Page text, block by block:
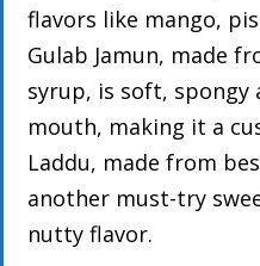
flavors like mango,
Gulab Jamun, made
syrup, is soft, spongy
mouth, making it a
Laddu, made from
another must-try
nutty flavor.